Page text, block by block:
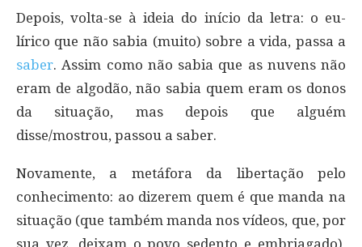
Depois, volta-se à ideia do início da letra: o eu-
lírico que não sabia (muito) sobre a vida, passa a
saber. Assim como não sabia que as nuvens não
eram de algodão, não sabia quem eram os donos
da situação, mas depois que alguém
disse/mostrou, passou a saber.
Novamente, a metáfora da libertação pelo
conhecimento: ao dizerem quem é que manda na
situação (que também manda nos vídeos, que, por
sua vez, deixam o povo sedento e embriagado),